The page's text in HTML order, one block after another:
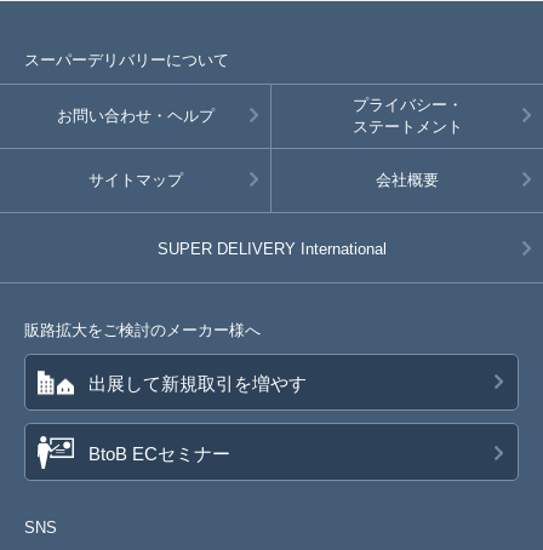
スーパーデリバリーについて
お問い合わせ・ヘルプ
プライバシー・
ステートメント
サイトマップ 会社概要
SUPER DELIVERY International
販路拡大をご検討のメーカー様へ
出展して新規取引を増やす
BtoB ECセミナー
SNS